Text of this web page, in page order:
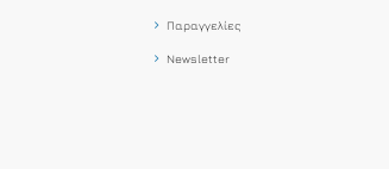
Παραγγελίες
Newsletter